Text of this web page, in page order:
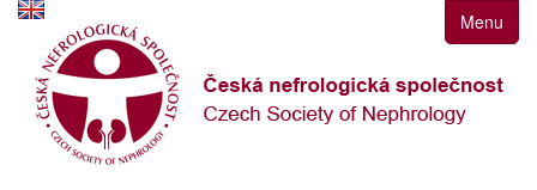
k
navigaci
Přejít
obsah
Menu